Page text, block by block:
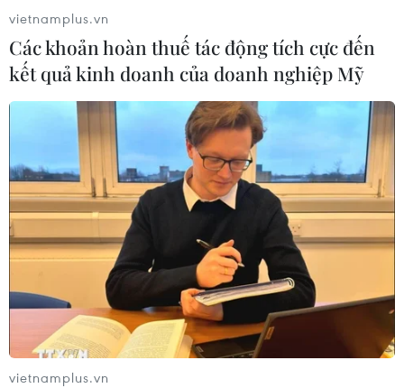
vietnamplus.vn
Các khoản hoàn thuế tác động tích cực đến
kết quả kinh doanh của doanh nghiệp Mỹ
vietnamplus.vn